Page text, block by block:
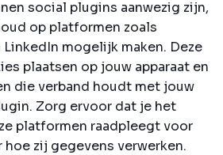
social plugins aanwezig zijn,
op platformen zoals
mogelijk maken. Deze
plaatsen op jouw apparaat en
die verband houdt met jouw
Zorg ervoor dat je het
platformen raadpleegt voor
zij gegevens verwerken.